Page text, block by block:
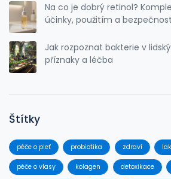
Na co je dobrý retinol?
účinky, použitím a
Jak rozpoznat bakterie v
příznaky a léčba
Štítky
péče o pleť probiotika zdraví
péče o vlasy kolagen detoxikace